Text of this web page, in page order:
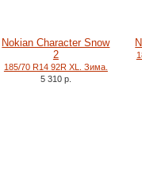
Nokian Character Snow
2
185/70 R14 92R XL. Зима.
5 310 р.